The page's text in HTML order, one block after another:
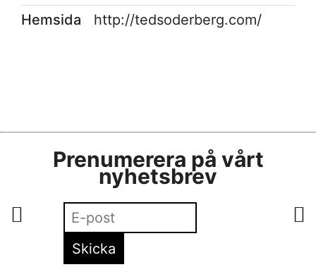
Hemsida
http://tedsoderberg.com/
Prenumerera på vårt
nyhetsbrev